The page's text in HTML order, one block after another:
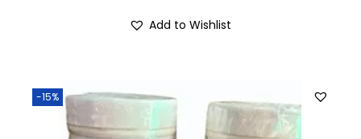
Add to Wishlist
-15%